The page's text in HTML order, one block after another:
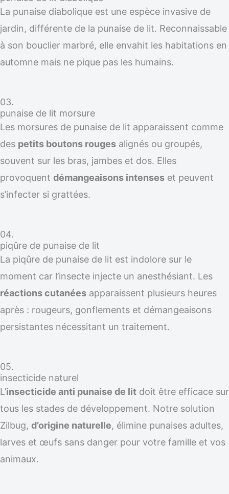
La punaise diabolique est une espèce invasive de
jardin, différente de la punaise de lit. Reconnaissable
à son bouclier marbré, elle envahit les habitations en
automne mais ne pique pas les humains.
03.
punaise de lit morsure
Les morsures de punaise de lit apparaissent comme
des petits boutons rouges alignés ou groupés,
souvent sur les bras, jambes et dos. Elles
provoquent démangeaisons intenses et peuvent
s’infecter si grattées.
04.
piqûre de punaise de lit
La piqûre de punaise de lit est indolore sur le
moment car l’insecte injecte un anesthésiant. Les
réactions cutanées apparaissent plusieurs heures
après : rougeurs, gonflements et démangeaisons
persistantes nécessitant un traitement.
05.
insecticide naturel
L’insecticide anti punaise de lit doit être efficace sur
tous les stades de développement. Notre solution
Zilbug, d’origine naturelle, élimine punaises adultes,
larves et œufs sans danger pour votre famille et vos
animaux.